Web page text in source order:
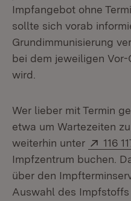
Impfangebot ohne
sollte sich vorab
Grundimmunisierung
bei dem jeweiligen
wird.
Wer lieber mit Termin
etwa um Wartezeiten
weiterhin unter
116
Impfzentrum buchen.
über den
Auswahl des